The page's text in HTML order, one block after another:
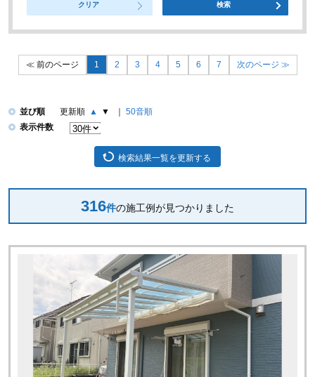
クリア 検索
前のページ 1 2 3 4 5 6 7 次のページ
並び順 更新順 ▲ ▼
50音順
表示件数
検索結果一覧を更新する
316件の施工例が見つかりました